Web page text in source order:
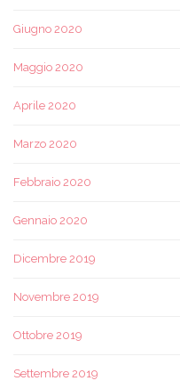
Giugno 2020
Maggio 2020
Aprile 2020
Marzo 2020
Febbraio 2020
Gennaio 2020
Dicembre 2019
Novembre 2019
Ottobre 2019
Settembre 2019